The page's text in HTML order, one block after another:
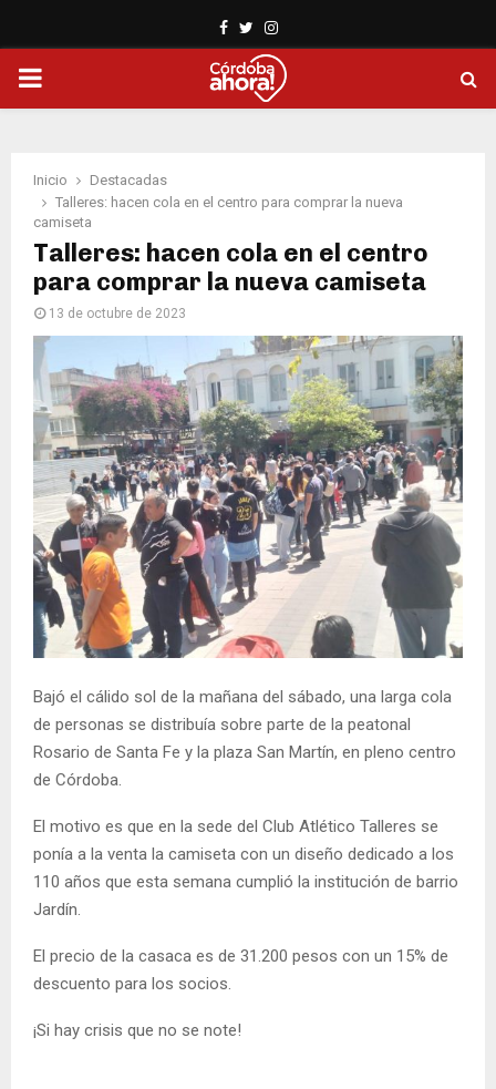
Facebook
TwitterInstagram
PRIMARY
Inicio
Destacadas
Talleres: hacen cola en el centro para comprar la nueva
camiseta
Talleres: hacen cola en el centro
para comprar la nueva camiseta
13 de octubre de 2023
Bajó el cálido sol de la mañana del sábado, una larga cola
de personas se distribuía sobre parte de la peatonal
Rosario de Santa Fe y la plaza San Martín, en pleno centro
de Córdoba.
El motivo es que en la sede del Club Atlético Talleres se
ponía a la venta la camiseta con un diseño dedicado a los
110 años que esta semana cumplió la institución de barrio
Jardín.
El precio de la casaca es de 31.200 pesos con un 15% de
descuento para los socios.
¡Si hay crisis que no se note!